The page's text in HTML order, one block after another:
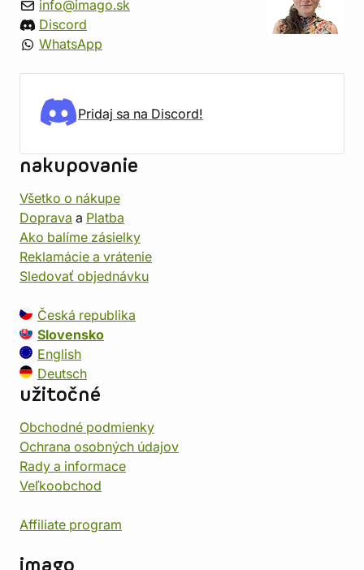
info@imago.sk
Discord
WhatsApp
Pridaj sa na Discord!
nakupovanie
Všetko o nákupe
Doprava a Platba
Ako balíme zásielky
Reklamácie a vrátenie
Sledovať objednávku
Česká republika
Slovensko
English
Deutsch
užitočné
Obchodné podmienky
Ochrana osobných údajov
Rady a informace
Veľkoobchod
Affiliate program